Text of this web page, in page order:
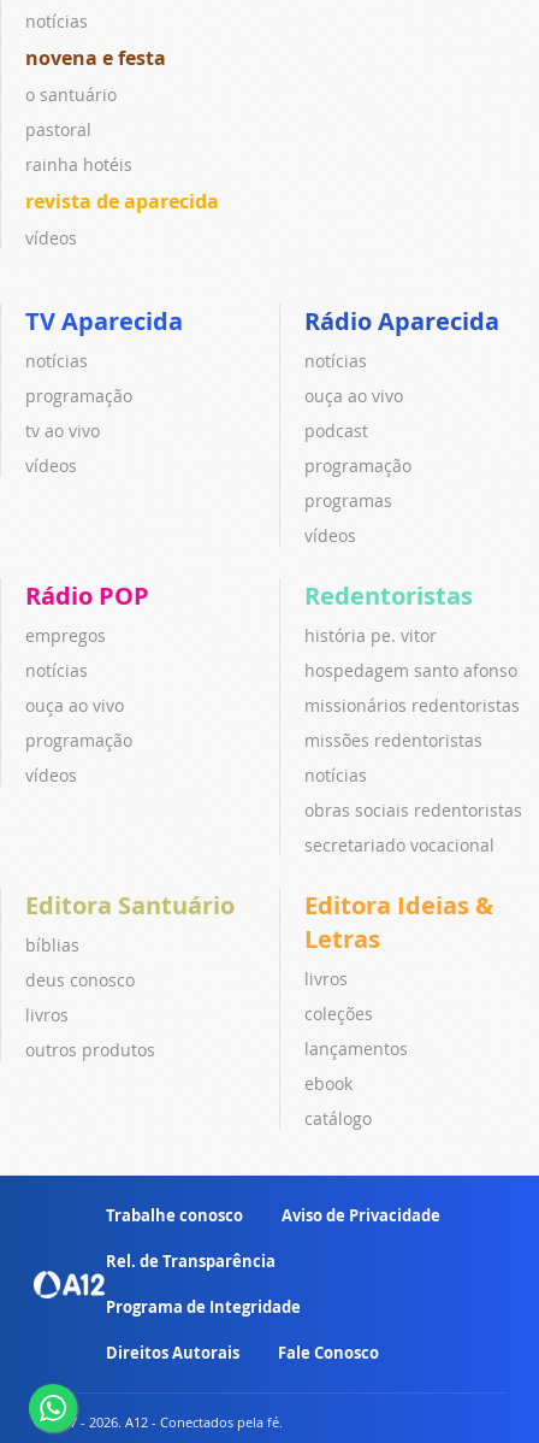
notícias
novena e festa
o santuário
pastoral
rainha hotéis
revista de aparecida
vídeos
TV Aparecida
notícias
programação
tv ao vivo
vídeos
Rádio Aparecida
notícias
ouça ao vivo
podcast
programação
programas
vídeos
Rádio POP
empregos
notícias
ouça ao vivo
programação
vídeos
Redentoristas
história pe. vitor
hospedagem santo afonso
missionários redentoristas
missões redentoristas
notícias
obras sociais redentoristas
secretariado vocacional
Editora Santuário
bíblias
deus conosco
livros
outros produtos
Editora Ideias &
Letras
livros
coleções
lançamentos
ebook
catálogo
Trabalhe conosco Aviso de Privacidade
Rel. de Transparência
Programa de Integridade
Direitos Autorais Fale Conosco
© 2007 - 2026. A12 - Conectados pela fé.